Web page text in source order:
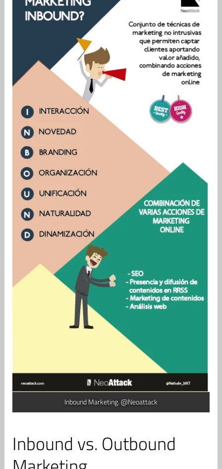
Inbound Marketing. @Neoattack
Inbound vs. Outbound